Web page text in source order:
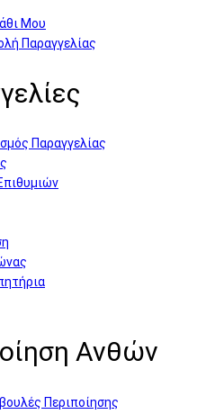
Μου
Παραγγελίας
Παραγγελίας
Ανθών
Περιποίησης